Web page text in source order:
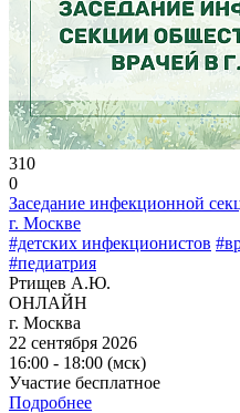
310
0
Заседание инфекционной
г. Москве
#детских инфекционистов
#педиатрия
Ртищев А.Ю.
ОНЛАЙН
г. Москва
22 сентября 2026
16:00 - 18:00 (мск)
Участие бесплатное
Подробнее